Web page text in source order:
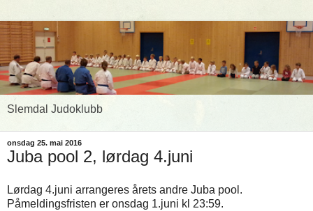
Slemdal Judoklubb
onsdag 25. mai 2016
Juba pool 2, lørdag 4.juni
Lørdag 4.juni arrangeres årets andre Juba pool.
Påmeldingsfristen er onsdag 1.juni kl 23:59.